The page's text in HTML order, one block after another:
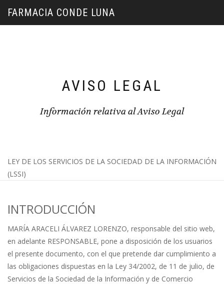
FARMACIA CONDE LUNA
AVISO LEGAL
Información relativa al Aviso Legal
LEY DE LOS SERVICIOS DE LA SOCIEDAD DE LA INFORMACIÓN
(LSSI)
INTRODUCCIÓN
MARÍA ARACELI ÁLVAREZ LORENZO, responsable del sitio web,
en adelante RESPONSABLE, pone a disposición de los usuarios
el presente documento, con el que pretende dar cumplimiento a
las obligaciones dispuestas en la Ley 34/2002, de 11 de julio, de
Servicios de la Sociedad de la Información y de Comercio